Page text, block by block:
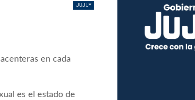
JUJUY
en cada
es el estado de